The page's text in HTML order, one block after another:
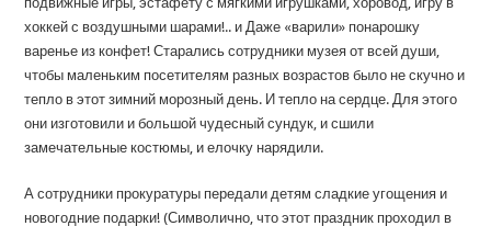
хоккей с воздушными шарами!.. и Даже «варили» понарошку
варенье из конфет! Старались сотрудники музея от всей души,
чтобы маленьким посетителям разных возрастов было не скучно и
тепло в этот зимний морозный день. И тепло на сердце. Для этого
они изготовили и большой чудесный сундук, и сшили
замечательные костюмы, и елочку нарядили.
А сотрудники прокуратуры передали детям сладкие угощения и
новогодние подарки! (Символично, что этот праздник проходил в